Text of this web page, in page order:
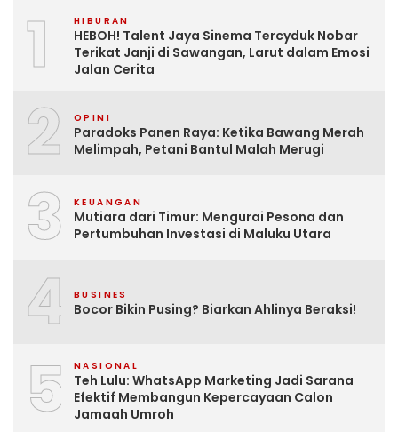
1 HIBURAN
HEBOH! Talent Jaya Sinema Tercyduk Nobar
Terikat Janji di Sawangan, Larut dalam Emosi
Jalan Cerita
2 OPINI
Paradoks Panen Raya: Ketika Bawang Merah
Melimpah, Petani Bantul Malah Merugi
3 KEUANGAN
Mutiara dari Timur: Mengurai Pesona dan
Pertumbuhan Investasi di Maluku Utara
4 BUSINES
Bocor Bikin Pusing? Biarkan Ahlinya Beraksi!
5 NASIONAL
Teh Lulu: WhatsApp Marketing Jadi Sarana
Efektif Membangun Kepercayaan Calon
Jamaah Umroh